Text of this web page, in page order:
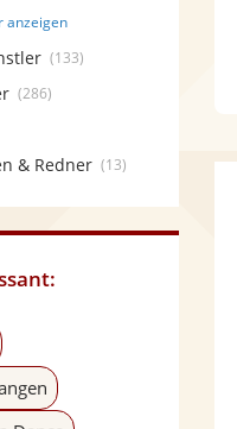
anzeigen
(133)
(286)
& Redner (13)